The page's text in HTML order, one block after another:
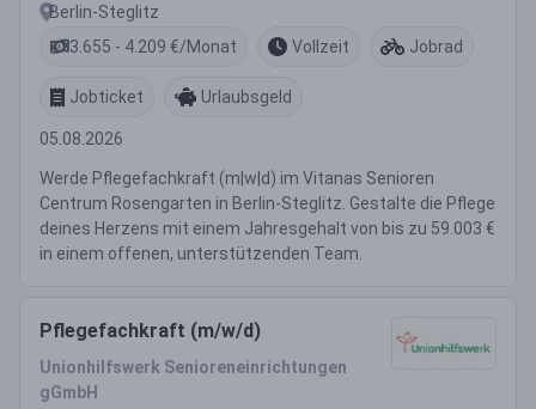
Berlin-Steglitz
3.655 - 4.209 €/Monat
Vollzeit Jobrad
Jobticket Urlaubsgeld
05.08.2026
Werde Pflegefachkraft (m|w|d) im Vitanas Senioren
Centrum Rosengarten in Berlin-Steglitz. Gestalte die Pflege
deines Herzens mit einem Jahresgehalt von bis zu 59.003 €
in einem offenen, unterstützenden Team.
Pflegefachkraft (m/w/d)
Unionhilfswerk Senioreneinrichtungen
gGmbH